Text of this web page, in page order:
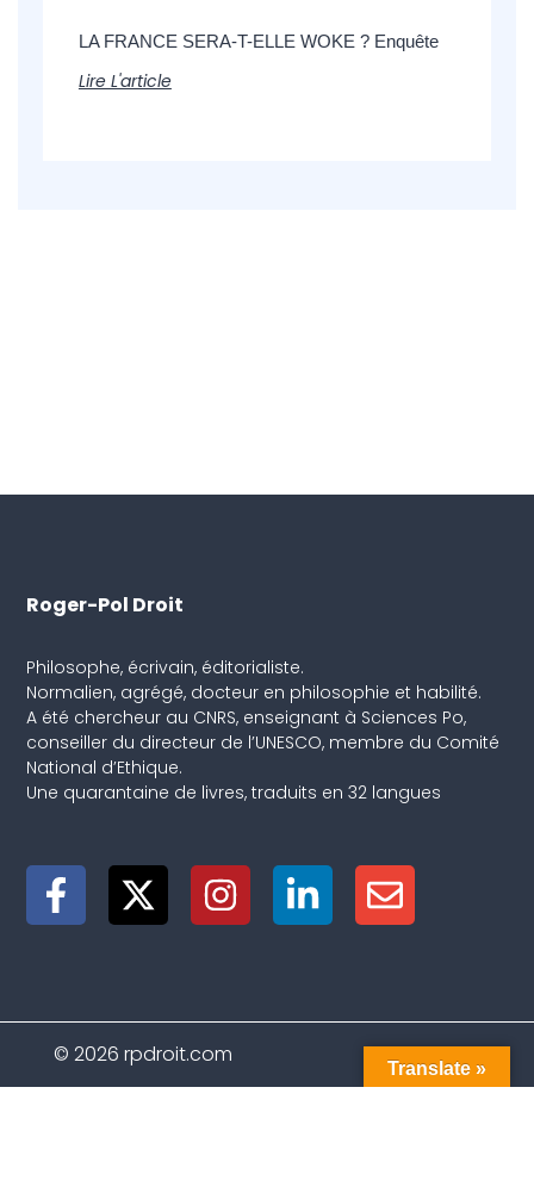
LA FRANCE SERA-T-ELLE WOKE ? Enquête
Lire L'article
Roger-Pol Droit
Philosophe, écrivain, éditorialiste.
Normalien, agrégé, docteur en philosophie et habilité.
A été chercheur au CNRS, enseignant à Sciences Po,
conseiller du directeur de l’UNESCO, membre du Comité
National d’Ethique.
Une quarantaine de livres, traduits en 32 langues
© 2026 rpdroit.com
Translate »